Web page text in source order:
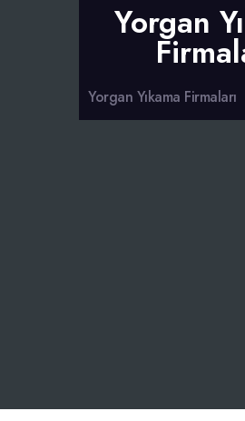
Yorgan
Yorgan Yıkama Firmaları